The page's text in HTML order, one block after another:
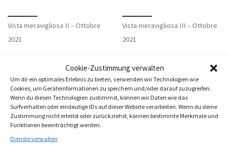
Cookie-Zustimmung verwalten
Um dir ein optimales Erlebnis zu bieten, verwenden wir Technologien wie
Cookies, um Geräteinformationen zu speichern und/oder darauf zuzugreifen.
Wenn du diesen Technologien zustimmst, können wir Daten wie das
Surfverhalten oder eindeutige IDs auf dieser Website verarbeiten. Wenn du deine
Zustimmung nicht erteilst oder zurückziehst, können bestimmte Merkmale und
Funktionen beeinträchtigt werden.
Dienste verwalten
Vista meravigliosa II – Ottobre
2021
Vista meravigliosa III – Ottobre
2021
Mollarella – Ottobre 2021 Hi – Ottobre 2021
Vista meravigliosa IV – Ottobre
2021